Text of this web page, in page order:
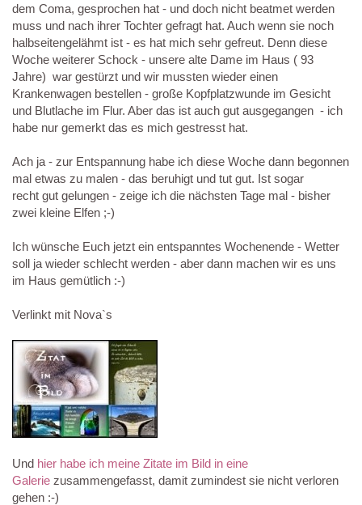
dem Coma, gesprochen hat - und doch nicht beatmet werden
muss und nach ihrer Tochter gefragt hat. Auch wenn sie noch
halbseitengelähmt ist - es hat mich sehr gefreut. Denn diese
Woche weiterer Schock - unsere alte Dame im Haus ( 93
Jahre) war gestürzt und wir mussten wieder einen
Krankenwagen bestellen - große Kopfplatzwunde im Gesicht
und Blutlache im Flur. Aber das ist auch gut ausgegangen - ich
habe nur gemerkt das es mich gestresst hat.
Ach ja - zur Entspannung habe ich diese Woche dann begonnen
mal etwas zu malen - das beruhigt und tut gut. Ist sogar
recht gut gelungen - zeige ich die nächsten Tage mal - bisher
zwei kleine Elfen ;-)
Ich wünsche Euch jetzt ein entspanntes Wochenende - Wetter
soll ja wieder schlecht werden - aber dann machen wir es uns
im Haus gemütlich :-)
Verlinkt mit Nova`s
Und hier habe ich meine Zitate im Bild in eine
Galerie zusammengefasst, damit zumindest sie nicht verloren
gehen :-)